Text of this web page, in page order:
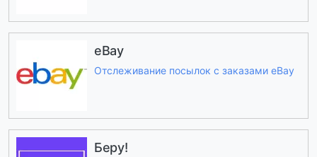
eBay
Отслеживание посылок с заказами eBay
Беру!